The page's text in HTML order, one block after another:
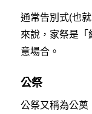
通常告別式(也
來說，家祭是「
意場合。
公祭
公祭又稱為公奠